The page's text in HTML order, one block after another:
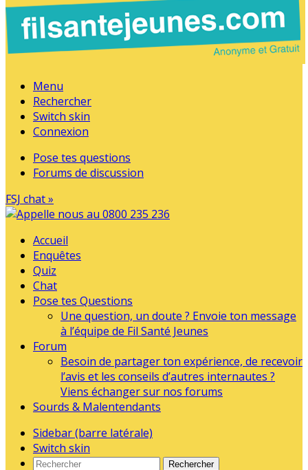
Menu
Rechercher
Switch skin
Connexion
Pose tes questions
Forums de discussion
FSJ chat »
Accueil
Enquêtes
Quiz
Chat
Pose tes Questions
Une question, un doute ? Envoie ton message
à l’équipe de Fil Santé Jeunes
Forum
Besoin de partager ton expérience, de recevoir
l’avis et les conseils d’autres internautes ?
Viens échanger sur nos forums
Sourds & Malentendants
Sidebar (barre latérale)
Switch skin
Rechercher